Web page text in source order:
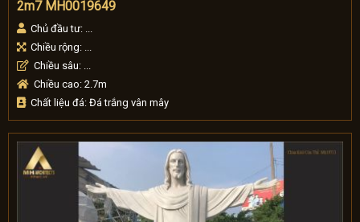
2m7 MH0019649
Chủ đầu tư: ...
Chiều rộng: ...
Chiều sâu: ...
Chiều cao: 2.7m
Chất liệu đá: Đá trắng vân mây